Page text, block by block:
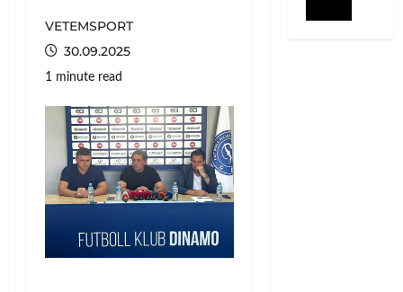
VETEMSPORT
30.09.2025
1 minute read